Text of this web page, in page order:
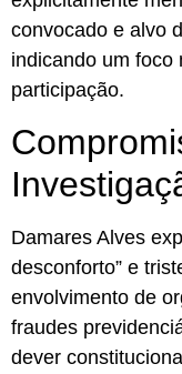
convocado e alvo
indicando um foco
participação.
Damares Alves
desconforto” e
envolvimento de
fraudes
dever